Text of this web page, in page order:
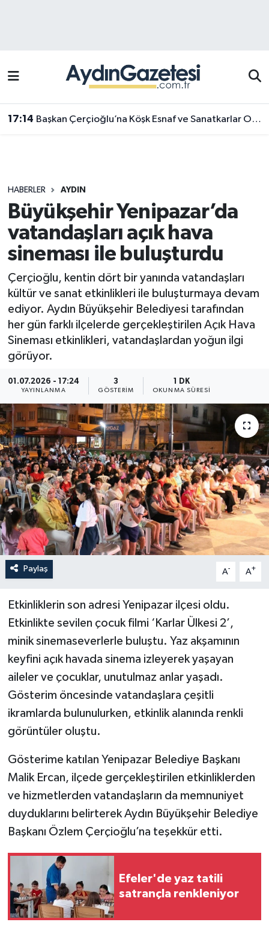
17:14 Başkan Çerçioğlu’na Köşk Esnaf ve Sanatkarlar Odası’ndan ziyaret
HABERLER AYDIN
Büyükşehir Yenipazar’da
vatandaşları açık hava
sineması ile buluşturdu
Çerçioğlu, kentin dört bir yanında vatandaşları
kültür ve sanat etkinlikleri ile buluşturmaya devam
ediyor. Aydın Büyükşehir Belediyesi tarafından
her gün farklı ilçelerde gerçekleştirilen Açık Hava
Sineması etkinlikleri, vatandaşlardan yoğun ilgi
görüyor.
01.07.2026 - 17:24
YAYINLANMA
3
GÖSTERIM
1 DK
OKUNMA SÜRESI
Paylaş A- A+
Etkinliklerin son adresi Yenipazar ilçesi oldu.
Etkinlikte sevilen çocuk filmi ‘Karlar Ülkesi 2’,
minik sinemaseverlerle buluştu. Yaz akşamının
keyfini açık havada sinema izleyerek yaşayan
aileler ve çocuklar, unutulmaz anlar yaşadı.
Gösterim öncesinde vatandaşlara çeşitli
ikramlarda bulunulurken, etkinlik alanında renkli
görüntüler oluştu.
Gösterime katılan Yenipazar Belediye Başkanı
Malik Ercan, ilçede gerçekleştirilen etkinliklerden
ve hizmetlerden vatandaşların da memnuniyet
duyduklarını belirterek Aydın Büyükşehir Belediye
Başkanı Özlem Çerçioğlu’na teşekkür etti.
Efeler'de yaz tatili
satrançla renkleniyor
Efeler Trafik Yoğunluk Haritası
Süper Lig Puan Durumu ve Fikstür